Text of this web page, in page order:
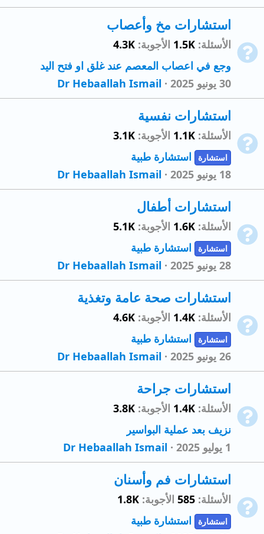
استشارات مخ وأعصاب
الأسئلة 1.5K الأجوبة 4.3K
وجع في اعصاب المعصم عند غلق او فتح اليد
30 يونيو 2025
Dr Hebaallah Ismail
استشارات نفسية
الأسئلة 1.1K الأجوبة 3.1K
استشارة
استشارة طبية
18 يونيو 2025
Dr Hebaallah Ismail
استشارات أطفال
الأسئلة 1.6K الأجوبة 5.1K
استشارة
استشارة طبية
28 يونيو 2025
Dr Hebaallah Ismail
استشارات صحة عامة وتغذية
الأسئلة 1.4K الأجوبة 4.6K
استشارة
استشارة طبية
26 يونيو 2025
Dr Hebaallah Ismail
استشارات جراحة
الأسئلة 1.4K الأجوبة 3.8K
نزيف بعد عملية البواسير
1 يوليو 2025
Dr Hebaallah Ismail
استشارات فم وأسنان
الأسئلة 585 الأجوبة 1.8K
استشارة
استشارة طبية